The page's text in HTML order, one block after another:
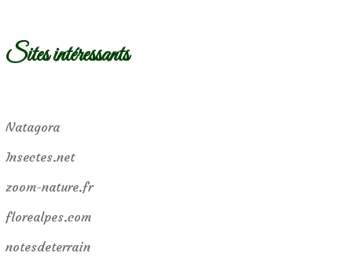
Sites intéressants
Natagora
Insectes.net
zoom-nature.fr
florealpes.com
notesdeterrain